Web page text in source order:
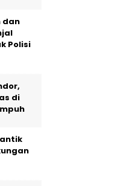
dan
Polisi
di